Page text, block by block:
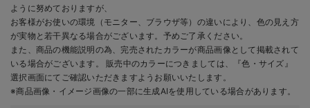
ように努めておりますが、
お客様がお使いの環境（モニター、ブラウザ等）の違いにより、色の見え方
が実物と若干異なる場合がございます。予めご了承ください。
また、商品の機能説明の為、完売されたカラーが商品画像として掲載されて
いる場合がございます。 販売中のカラーにつきましては、『色・サイズ』
選択画面にてご確認いただきますようお願いいたします。
※商品画像・イメージ画像の一部に生成AIを使用している場合があります。